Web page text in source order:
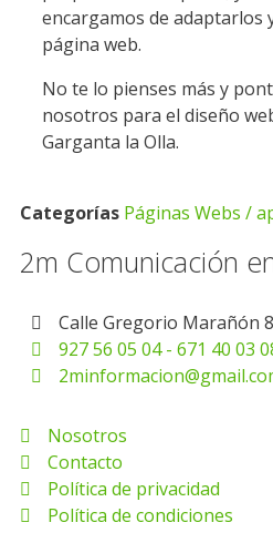
encargamos de
página web.
No te lo pienses más y
nosotros para el diseño
Garganta la Olla.
Categorías Páginas Webs /
2m Comunicación
Calle Gregorio Marañón
927 56 05 04 - 671 40 03
Nosotros
Contacto
Política de privacidad
Política de condiciones